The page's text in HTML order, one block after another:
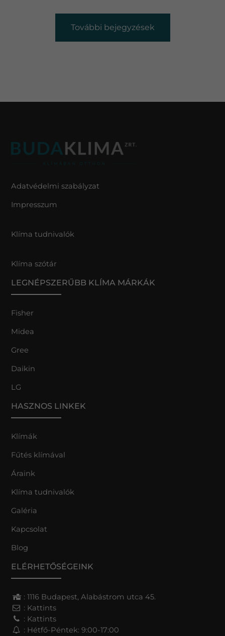
További bejegyzések
Adatvédelmi szabályzat
Impresszum
Klíma tudnivalók
Klíma szótár
LEGNÉPSZERŰBB KLÍMA MÁRKÁK
Fisher
Midea
Gree
Daikin
LG
HASZNOS LINKEK
Klímák
Fűtés klímával
Áraink
Klíma tudnivalók
Galéria
Kapcsolat
Blog
ELÉRHETŐSÉGEINK
: 1116 Budapest, Alabástrom utca 45.
: Kattints
: Kattints
: Hétfő-Péntek: 9:00-17:00